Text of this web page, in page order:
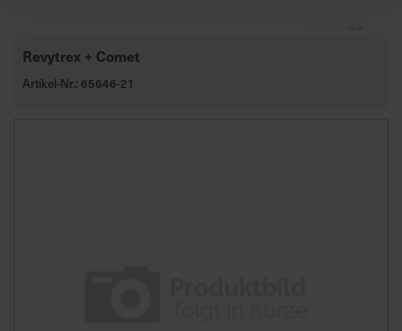
Revytrex + Comet
Artikel-Nr.: 65646-21